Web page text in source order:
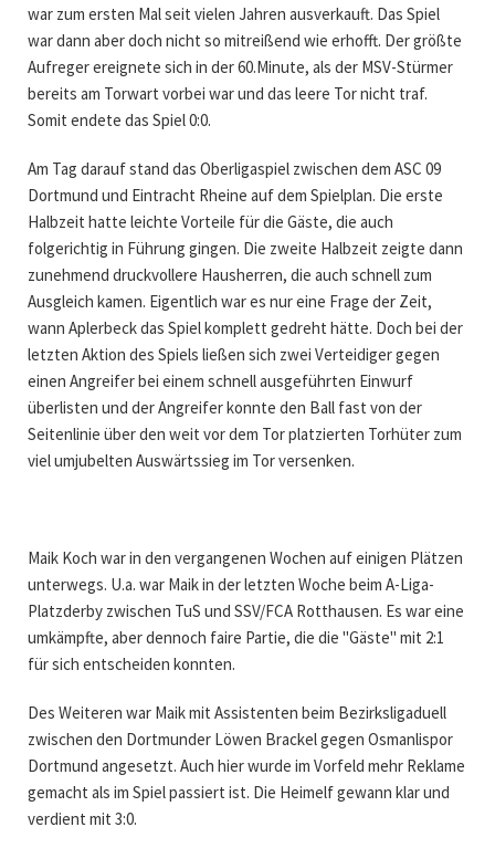
war zum ersten Mal seit vielen Jahren ausverkauft. Das Spiel
war dann aber doch nicht so mitreißend wie erhofft. Der größte
Aufreger ereignete sich in der 60.Minute, als der MSV-Stürmer
bereits am Torwart vorbei war und das leere Tor nicht traf.
Somit endete das Spiel 0:0.
Am Tag darauf stand das Oberligaspiel zwischen dem ASC 09
Dortmund und Eintracht Rheine auf dem Spielplan. Die erste
Halbzeit hatte leichte Vorteile für die Gäste, die auch
folgerichtig in Führung gingen. Die zweite Halbzeit zeigte dann
zunehmend druckvollere Hausherren, die auch schnell zum
Ausgleich kamen. Eigentlich war es nur eine Frage der Zeit,
wann Aplerbeck das Spiel komplett gedreht hätte. Doch bei der
letzten Aktion des Spiels ließen sich zwei Verteidiger gegen
einen Angreifer bei einem schnell ausgeführten Einwurf
überlisten und der Angreifer konnte den Ball fast von der
Seitenlinie über den weit vor dem Tor platzierten Torhüter zum
viel umjubelten Auswärtssieg im Tor versenken.
Maik Koch war in den vergangenen Wochen auf einigen Plätzen
unterwegs. U.a. war Maik in der letzten Woche beim A-Liga-
Platzderby zwischen TuS und SSV/FCA Rotthausen. Es war eine
umkämpfte, aber dennoch faire Partie, die die "Gäste" mit 2:1
für sich entscheiden konnten.
Des Weiteren war Maik mit Assistenten beim Bezirksligaduell
zwischen den Dortmunder Löwen Brackel gegen Osmanlispor
Dortmund angesetzt. Auch hier wurde im Vorfeld mehr Reklame
gemacht als im Spiel passiert ist. Die Heimelf gewann klar und
verdient mit 3:0.